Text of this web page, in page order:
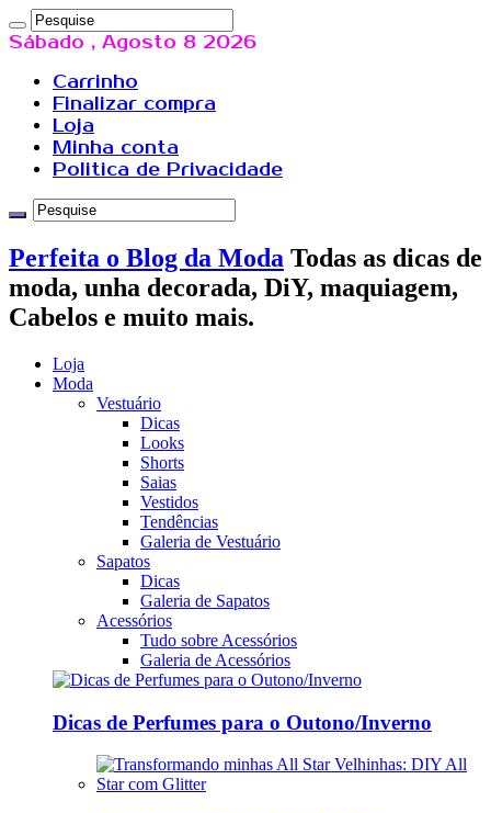
Sábado , Agosto 8 2026
Carrinho
Finalizar compra
Loja
Minha conta
Politica de Privacidade
Perfeita o Blog da Moda Todas as dicas de
moda, unha decorada, DiY, maquiagem,
Cabelos e muito mais.
Loja
Moda
Vestuário
Dicas
Looks
Shorts
Saias
Vestidos
Tendências
Galeria de Vestuário
Sapatos
Dicas
Galeria de Sapatos
Acessórios
Tudo sobre Acessórios
Galeria de Acessórios
Dicas de Perfumes para o Outono/Inverno